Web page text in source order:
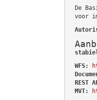
De
voor
WFS:
REST
MVT: